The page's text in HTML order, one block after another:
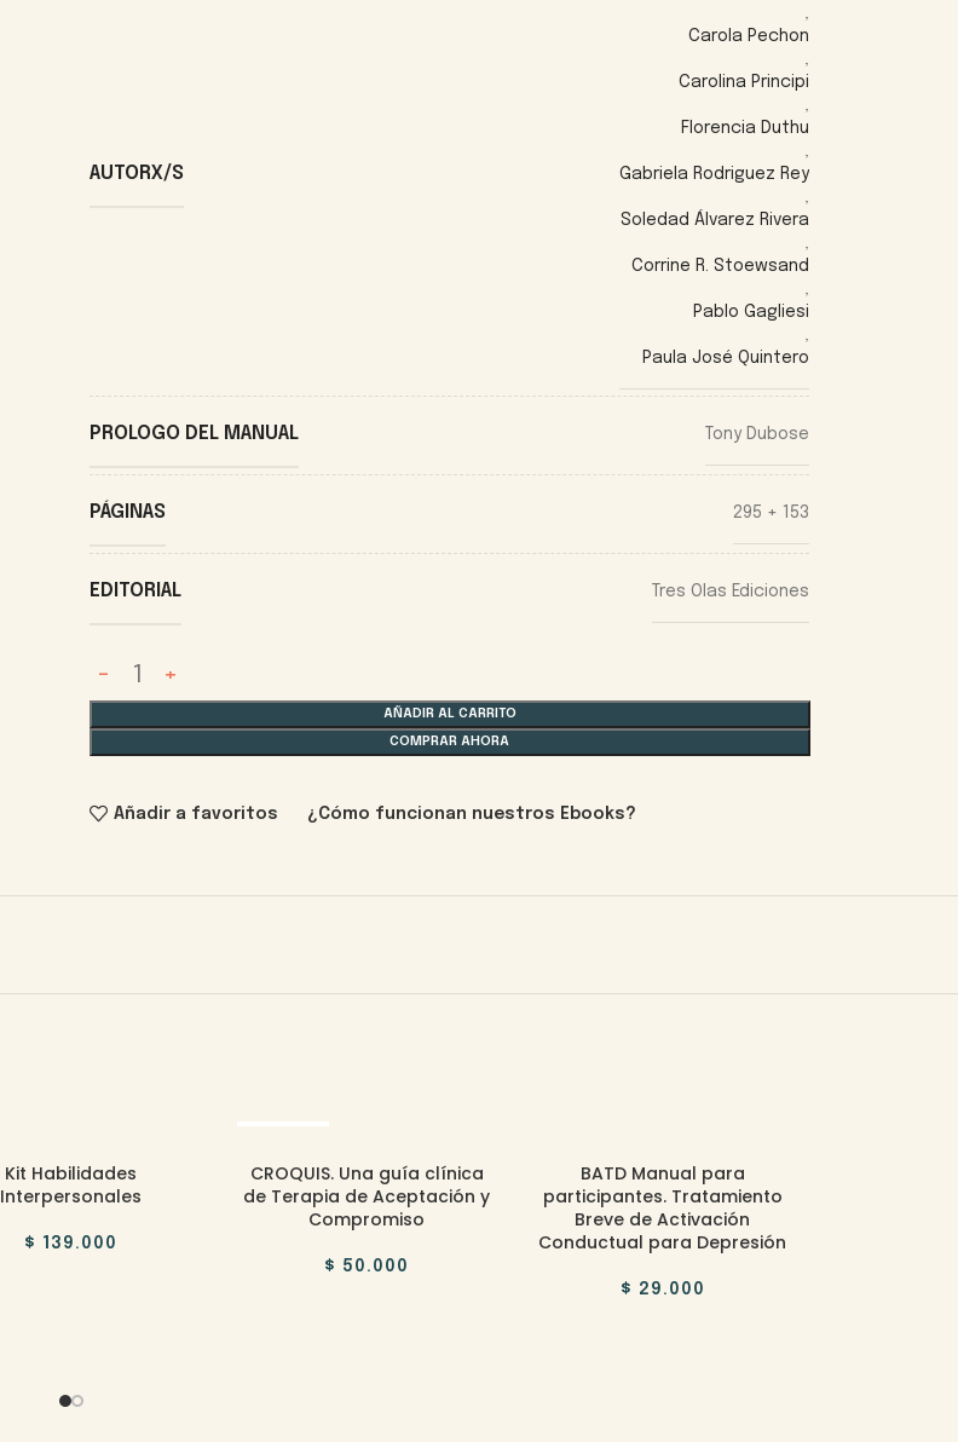
AUTORX/S
,
Carola Pechon
,
Carolina Principi
,
Florencia Duthu
,
Gabriela Rodriguez Rey
,
Soledad Álvarez Rivera
,
Corrine R. Stoewsand
,
Pablo Gagliesi
,
Paula José Quintero
PROLOGO DEL MANUAL Tony Dubose
PÁGINAS 295 + 153
EDITORIAL Tres Olas Ediciones
AÑADIR AL CARRITO
COMPRAR AHORA
Añadir a favoritos ¿Cómo funcionan nuestros Ebooks?
Kit Habilidades
Interpersonales
$ 139.000
CROQUIS. Una guía clínica
de Terapia de Aceptación y
Compromiso
$ 50.000
BATD Manual para
participantes. Tratamiento
Breve de Activación
Conductual para Depresión
$ 29.000